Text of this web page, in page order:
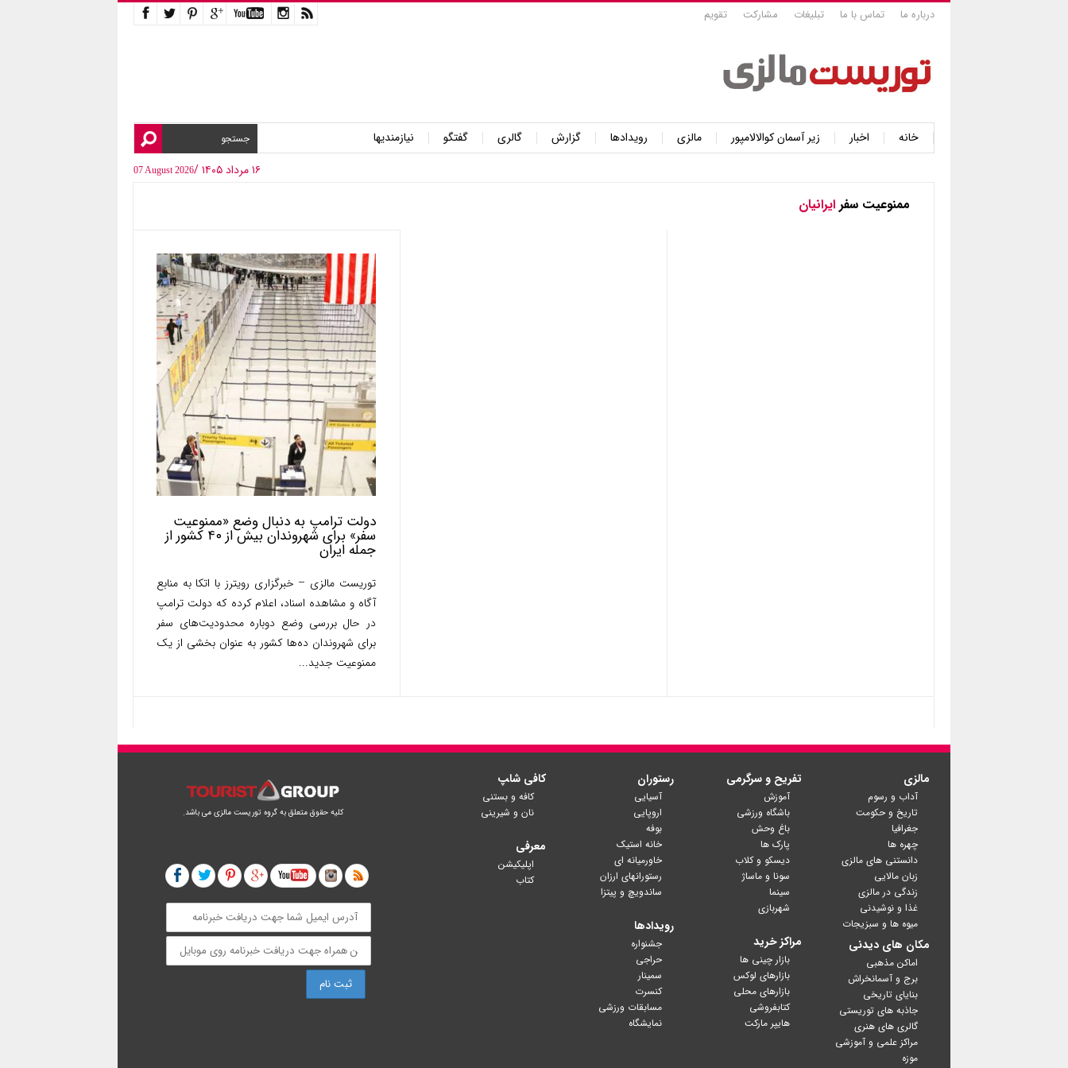
درباره ما تماس با ما تبلیغات مشارکت تقویم
خانه اخبار زیر آسمان کوالالامپور مالزی رویدادها گزارش گالری گفتگو
نیازمندیها
۱۶ مرداد ۱۴۰۵ /
07 August 2026
ممنوعیت سفر ایرانیان
دولت ترامپ به دنبال وضع «ممنوعیت
سفر» برای شهروندان بیش از ۴۰ کشور از
جمله ایران
توریست مالزی – خبرگزاری رویترز با اتکا به منابع
آگاه و مشاهده اسناد، اعلام کرده که دولت ترامپ
در حال بررسی وضع دوباره محدودیت‌های سفر
برای شهروندان ده‌ها کشور به عنوان بخشی از یک
ممنوعیت جدید...
مالزی
آداب و رسوم
تاریخ و حکومت
جغرافیا
چهره ها
دانستنی های مالزی
زبان مالایی
زندگی در مالزی
غذا و نوشیدنی
میوه ها و سبزیجات
مکان های دیدنی
اماکن مذهبی
برج و آسمانخراش
بنایای تاریخی
جاذبه های توریستی
گالری های هنری
مراکز علمی و آموزشی
موزه
تفریح و سرگرمی
آموزش
باشگاه ورزشی
باغ وحش
پارک ها
دیسکو و کلاب
سونا و ماساژ
سینما
شهربازی
مراکز خرید
بازار چینی ها
بازارهای لوکس
بازارهای محلی
کتابفروشی
رستوران
آسیایی
اروپایی
بوفه
خانه استیک
خاورمیانه ای
رستورانهای ارزان
ساندویچ و پیتزا
رویدادها
جشنواره
حراجی
سمینار
کنسرت
مسابقات ورزشی
نمایشگاه
کافی شا‍پ
کافه و بستنی
نان و شیرینی
معرفی
اپلیکیشن
کتاب
کلیه حقوق متعلق به گروه توریست مالزی می باشد.